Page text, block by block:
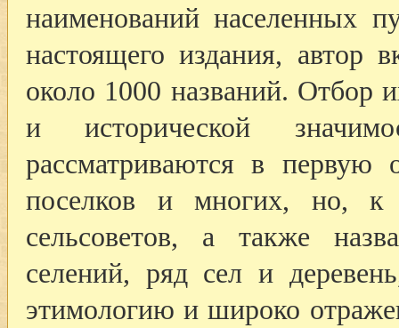
наименований населенных
настоящего издания, автор
около 1000 названий. Отбор
и исторической
рассматриваются в первую
поселков и многих, но, к
сельсоветов, а также
селений, ряд сел и
этимологию и широко